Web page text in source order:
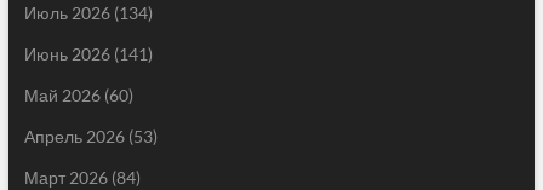
Июль 2026(134)
Июнь 2026(141)
Май 2026(60)
Апрель 2026(53)
Март 2026(84)